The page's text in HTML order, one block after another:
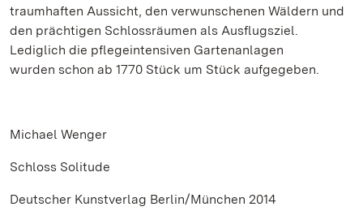
traumhaften Aussicht, den verwunschenen Wäldern und
den prächtigen Schlossräumen als Ausflugsziel.
Lediglich die pflegeintensiven Gartenanlagen
wurden schon ab 1770 Stück um Stück aufgegeben.
Michael Wenger
Schloss Solitude
Deutscher Kunstverlag Berlin/München 2014